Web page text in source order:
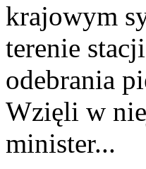
krajowym
terenie
odebrania
Wzięli w
minister...